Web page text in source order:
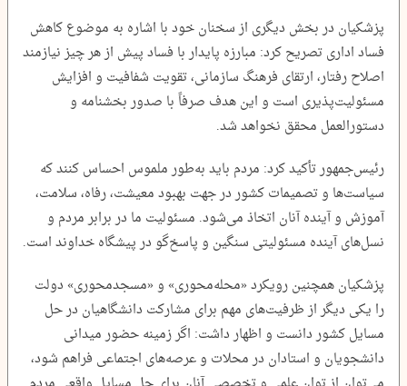
پزشکیان در بخش دیگری از سخنان خود با اشاره به موضوع کاهش
فساد اداری تصریح کرد: مبارزه پایدار با فساد پیش از هر چیز نیازمند
اصلاح رفتار، ارتقای فرهنگ سازمانی، تقویت شفافیت و افزایش
مسئولیت‌پذیری است و این هدف صرفاً با صدور بخشنامه و
دستورالعمل محقق نخواهد شد.
رئیس‌جمهور تأکید کرد: مردم باید به‌طور ملموس احساس کنند که
سیاست‌ها و تصمیمات کشور در جهت بهبود معیشت، رفاه، سلامت،
آموزش و آینده آنان اتخاذ می‌شود. مسئولیت ما در برابر مردم و
نسل‌های آینده مسئولیتی سنگین و پاسخ‌گو در پیشگاه خداوند است.
پزشکیان همچنین رویکرد «محله‌محوری» و «مسجدمحوری» دولت
را یکی دیگر از ظرفیت‌های مهم برای مشارکت دانشگاهیان در حل
مسایل کشور دانست و اظهار داشت: اگر زمینه حضور میدانی
دانشجویان و استادان در محلات و عرصه‌های اجتماعی فراهم شود،